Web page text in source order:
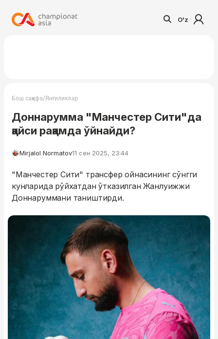
O'z
Бош саҳифа/Янгиликлар
Доннарумма "Манчестер Сити"да
қайси рақамда ўйнайди?
Mirjalol Normatov11 сен 2025, 23:44
"Манчестер Сити" трансфер ойнасининг сўнгги
кунларида рўйхатдан ўтказилган Жанлуижжи
Доннаруммани таништирди.